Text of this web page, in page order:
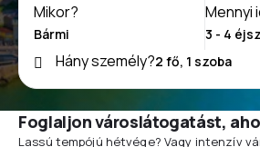
Mikor?
Mennyi
Hány személy?
Foglaljon városlátogatást,
Lassú tempójú hétvége? Vagy intenzív